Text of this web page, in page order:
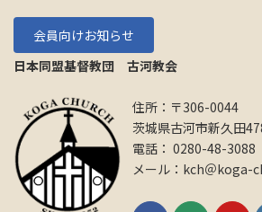
会員向けお知らせ
日本同盟基督教団 古河教会
住所：〒306-0044
茨城県古河市新久田
電話： 0280-48-3088
メール：kch＠koga-